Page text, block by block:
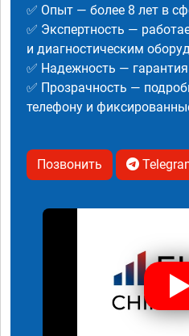
✅ Опыт — более 8 лет в
✅ Экспертность —
и диагностическим
✅ Надежность —
✅ Прозрачность —
телефону и
Позвонить